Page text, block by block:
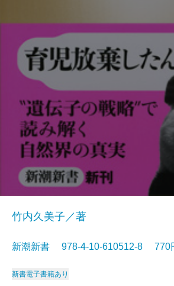
竹内久美子／著
新潮新書 978-4-10-610512-8
新書電子書籍あり